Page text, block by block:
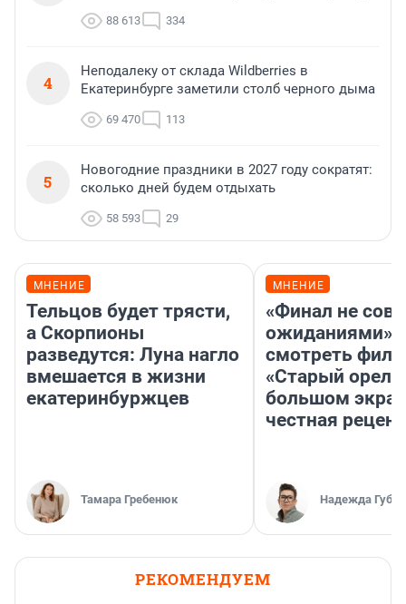
88 613 334
4
Неподалеку от склада Wildberries в
Екатеринбурге заметили столб черного дыма
69 470 113
5
Новогодние праздники в 2027 году сократят:
сколько дней будем отдыхать
58 593 29
МНЕНИЕ
Тельцов будет трясти,
а Скорпионы
разведутся: Луна нагло
вмешается в жизни
екатеринбуржцев
Тамара Гребенюк
МНЕНИЕ
«Финал не
ожиданиями»:
смотреть
«Старый орел»
большом
честная
Надежда
РЕКОМЕНДУЕМ